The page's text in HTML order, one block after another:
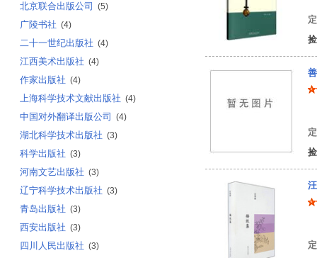
北京联合出版公司 (5)
广陵书社 (4)
二十一世纪出版社 (4)
江西美术出版社 (4)
作家出版社 (4)
上海科学技术文献出版社 (4)
中国对外翻译出版公司 (4)
湖北科学技术出版社 (3)
科学出版社 (3)
河南文艺出版社 (3)
辽宁科学技术出版社 (3)
青岛出版社 (3)
西安出版社 (3)
四川人民出版社 (3)